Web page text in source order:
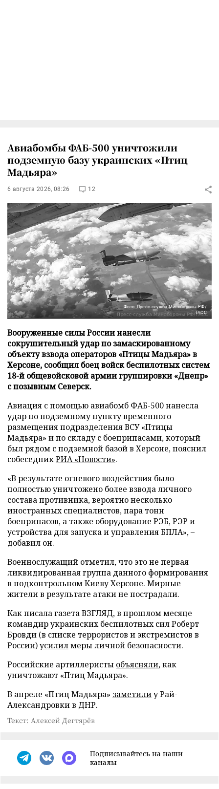
Авиабомбы ФАБ-500 уничтожили
подземную базу украинских «Птиц
Мадьяра»
6 августа 2026, 08:26 12
Фото: Пресс-служба Минобороны РФ/
ТАСС
Вооруженные силы России нанесли
сокрушительный удар по замаскированному
объекту взвода операторов «Птицы Мадьяра» в
Херсоне, сообщил боец войск беспилотных систем
18-й общевойсковой армии группировки «Днепр»
с позывным Северск.
Авиация с помощью авиабомб ФАБ-500 нанесла
удар по подземному пункту временного
размещения подразделения ВСУ «Птицы
Мадьяра» и по складу с боеприпасами, который
был рядом с подземной базой в Херсоне, пояснил
собеседникРИА «Новости».
«В результате огневого воздействия было
полностью уничтожено более взвода личного
состава противника, вероятно несколько
иностранных специалистов, пара тонн
боеприпасов, а также оборудование РЭБ, РЭР и
устройства для запуска и управления БПЛА», –
добавил он.
Военнослужащий отметил, что это не первая
ликвидированная группа данного формирования
в подконтрольном Киеву Херсоне. Мирные
жители в результате атаки не пострадали.
Как писала газета ВЗГЛЯД, в прошлом месяце
командир украинских беспилотных сил Роберт
Бровди (в списке террористов и экстремистов в
России)усилилмеры личной безопасности.
Российские артиллеристы объясняли, как
уничтожают «Птиц Мадьяра».
В апреле «Птиц Мадьяра» заметилиу Рай-
Александровки в ДНР.
Текст: Алексей Дегтярёв
Подписывайтесь на наши
каналы